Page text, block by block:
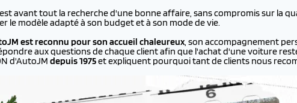
avant tout la recherche d'une bonne affaire, sans compromis sur la
le modèle adapté à son budget et à son mode de vie.
est reconnu pour son accueil chaleureux, son accompagnement
aux questions de chaque client afin que l'achat d'une voiture
d'AutoJM depuis 1975et expliquent pourquoi tant de clients nous